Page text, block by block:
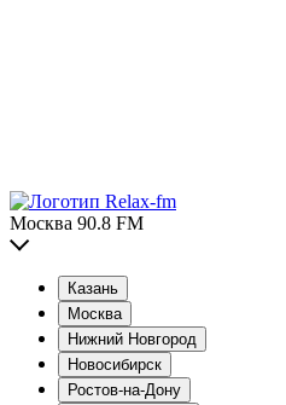
Москва 90.8 FM
Казань
Москва
Нижний Новгород
Новосибирск
Ростов-на-Дону